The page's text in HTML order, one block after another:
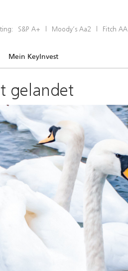
S&P A+ | Moody’s Aa2 | Fitch AA
Mein KeyInvest
gelandet